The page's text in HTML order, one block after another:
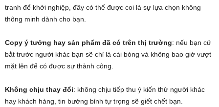
tranh để khởi nghiệp, đây có thể được coi là sự lựa chọn không
thông minh dành cho bạn.
Copy ý tưởng hay sản phẩm đã có trên thị trường: nếu bạn cứ
bắt trước người khác bạn sẽ chỉ là cái bóng và không bao giờ vượt
mặt lên để có được sự thành công.
Không chịu thay đổi: không chịu tiếp thu ý kiến thừ người khác
hay khách hàng, tin bướng bỉnh tự trọng sẽ giết chết bạn.